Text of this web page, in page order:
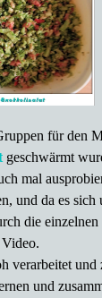
für den
geschwärmt
mal
und da es
die einzelnen
verarbeitet und
und